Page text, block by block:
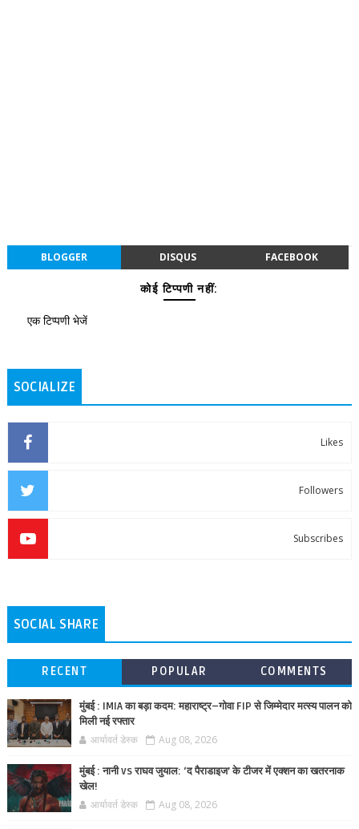
BLOGGER DISQUS FACEBOOK
कोई टिप्पणी नहीं:
एक टिप्पणी भेजें
SOCIALIZE
Likes
Followers
Subscribes
SOCIAL SHARE
RECENT POPULAR COMMENTS
मुंबई : IMIA का बड़ा कदम: महाराष्ट्र–गोवा FIP से जिम्मेदार मत्स्य पालन को
मिली नई रफ्तार
आर्यावर्त डेस्क Aug 08, 2026
मुंबई : नानी vs राघव जुयाल: ‘द पैराडाइज’ के टीजर में एक्शन का खतरनाक
खेल!
आर्यावर्त डेस्क Aug 08, 2026